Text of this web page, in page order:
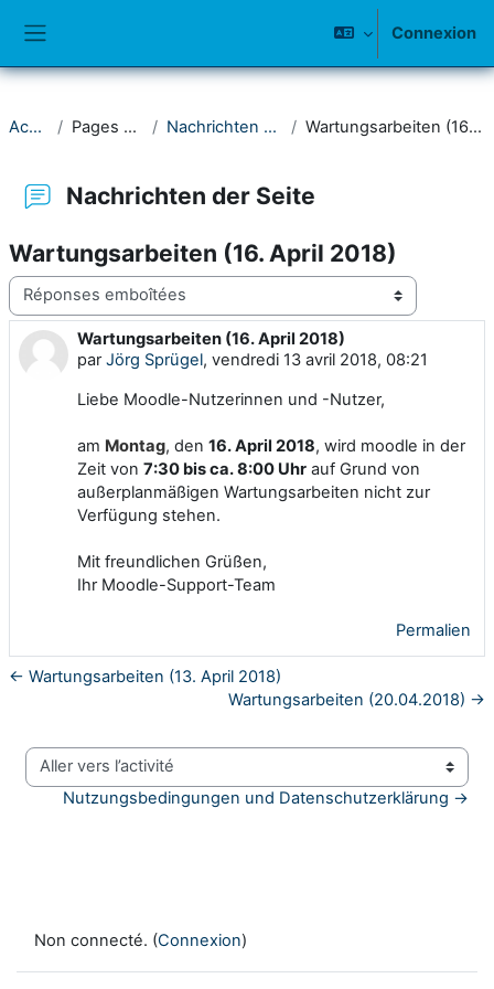
Connexion
Accueil Pages du site Nachrichten der Seite Wartungsarbeiten (16. April 2018)
Nachrichten der Seite
Wartungsarbeiten (16. April 2018)
Type d’affichage
Wartungsarbeiten (16. April 2018)
parJörg Sprügel, vendredi 13 avril 2018, 08:21
Nombre de réponses : 0
Liebe Moodle-Nutzerinnen und -Nutzer,
am Montag, den 16. April 2018, wird moodle in der
Zeit von 7:30 bis ca. 8:00 Uhr auf Grund von
außerplanmäßigen Wartungsarbeiten nicht zur
Verfügung stehen.
Mit freundlichen Grüßen,
Ihr Moodle-Support-Team
Permalien
← Wartungsarbeiten (13. April 2018)
Wartungsarbeiten (20.04.2018) →
Aller vers l’activité
Nutzungsbedingungen und Datenschutzerklärung →
Non connecté. (Connexion)